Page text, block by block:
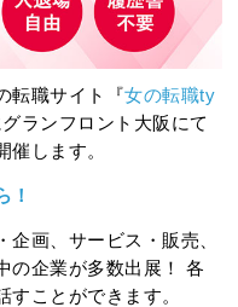
転職サイト『女の転職ty
ランフロント大阪にて
催します。
！
画、サービス・販売、
の企業が多数出展！ 各
ことができます。